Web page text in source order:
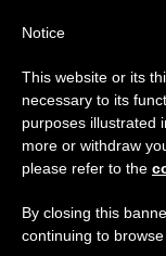
روحانيّة
Notice
This website or its
necessary to its
purposes illustrated
more or withdraw
please refer to the
By closing this
continuing to